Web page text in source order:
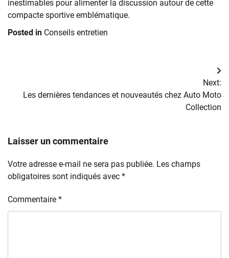
inestimables pour alimenter la discussion autour de cette
compacte sportive emblématique.
Posted in Conseils entretien
Next:
Les dernières tendances et nouveautés chez Auto Moto
Collection
Laisser un commentaire
Votre adresse e-mail ne sera pas publiée. Les champs
obligatoires sont indiqués avec *
Commentaire *